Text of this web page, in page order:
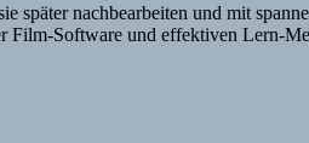
nachbearbeiten und mit
Film-Software und effektiven Lern-